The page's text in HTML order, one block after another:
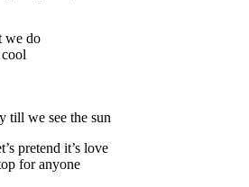
we do
till we see the sun
pretend it’s love
for anyone